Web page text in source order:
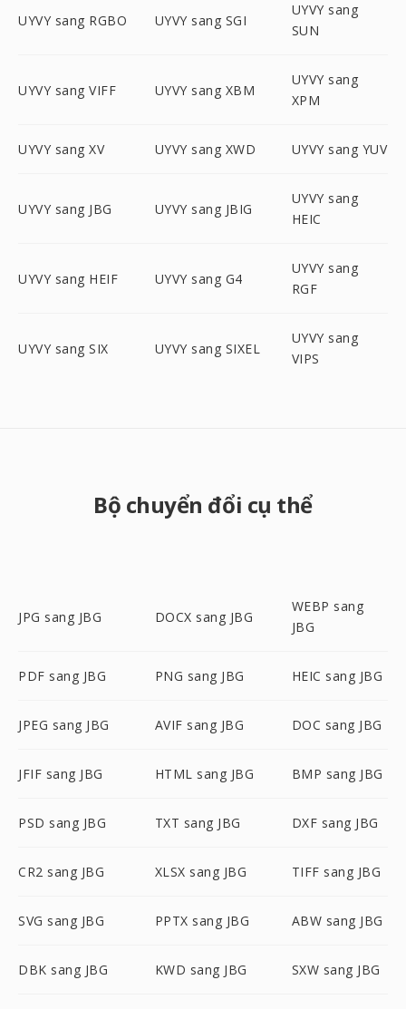
UYVY sang RGBO UYVY sang SGI
UYVY sang
SUN
UYVY sang VIFF UYVY sang XBM
UYVY sang
XPM
UYVY sang XV UYVY sang XWD UYVY sang YUV
UYVY sang JBG UYVY sang JBIG
UYVY sang
HEIC
UYVY sang HEIF UYVY sang G4
UYVY sang
RGF
UYVY sang SIX UYVY sang SIXEL
UYVY sang
VIPS
Bộ chuyển đổi cụ thể
JPG sang JBG DOCX sang JBG
WEBP sang
JBG
PDF sang JBG PNG sang JBG HEIC sang JBG
JPEG sang JBG AVIF sang JBG DOC sang JBG
JFIF sang JBG HTML sang JBG BMP sang JBG
PSD sang JBG TXT sang JBG DXF sang JBG
CR2 sang JBG XLSX sang JBG TIFF sang JBG
SVG sang JBG PPTX sang JBG ABW sang JBG
DBK sang JBG KWD sang JBG SXW sang JBG